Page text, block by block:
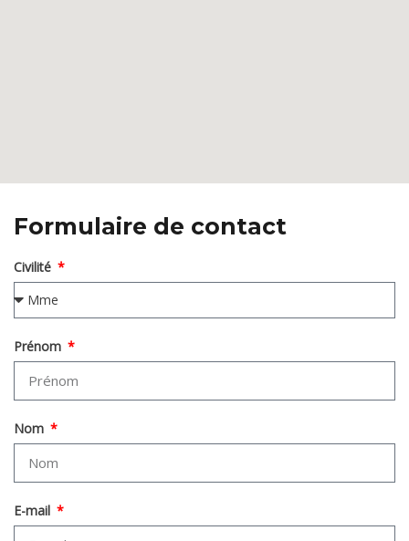
Formulaire de contact
Civilité
Prénom
Nom
E-mail